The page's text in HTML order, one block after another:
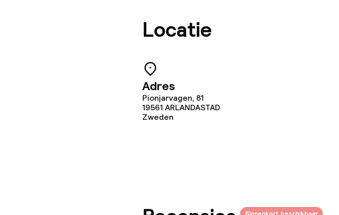
Zakelijke faciliteiten
Beleid
Locatie
Adres
Pionjarvagen, 81
19561 ARLANDASTAD
Zweden